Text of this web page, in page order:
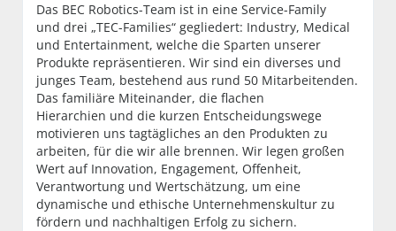
Das BEC Robotics-Team ist in eine Service-Family
und drei „TEC-Families“ gegliedert: Industry, Medical
und Entertainment, welche die Sparten unserer
Produkte repräsentieren. Wir sind ein diverses und
junges Team, bestehend aus rund 50 Mitarbeitenden.
Das familiäre Miteinander, die flachen
Hierarchien und die kurzen Entscheidungswege
motivieren uns tagtägliches an den Produkten zu
arbeiten, für die wir alle brennen. Wir legen großen
Wert auf Innovation, Engagement, Offenheit,
Verantwortung und Wertschätzung, um eine
dynamische und ethische Unternehmenskultur zu
fördern und nachhaltigen Erfolg zu sichern.